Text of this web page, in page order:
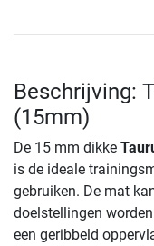
Beschrijving:
(15mm)
De 15 mm dikke
is de ideale
gebruiken. De mat
doelstellingen
een geribbeld